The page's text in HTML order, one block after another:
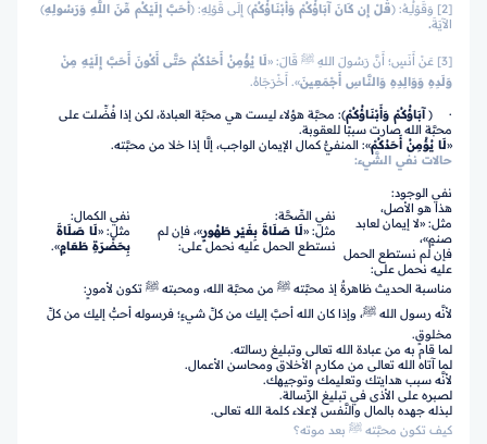
[2] وَقَوْلُـِـهُ: ﴿قُلْ إِن كَانَ آبَاؤُكُمْ وَأَبْنَاؤُكُمْ﴾ إِلَى قَوْلِهِ: ﴿أَحَبَّ إِلَيْكُم مِّنَ اللَّهِ وَرَسُولِهِ﴾
الآيَةَ.
[3] عَنْ أَنَسٍ؛ أَنَّ رَسُولَ اللهِ ﷺ قَالَ: «
لَا يُؤْمِنُ أَحَدُكُمْ حَتَّى أَكُونَ أَحَبَّ إِلَيْهِ مِنْ
وَلَدِهِ وَوَالِدِهِ وَالنَّاسِ أَجْمَعِينَ». أَخْرَجَاهُ.
· ﴿ آبَاؤُكُمْ وَأَبْنَاؤُكُمْ﴾: محبَّة هؤلاء ليست هي محبَّة العبادة، لكن إذا فُضِّلت على
محبَّة الله صارت سببًا للعقوبة.
«لَا يُؤْمِنُ أَحَدُكُمْ»: المنفيُّ كمال الإيمان الواجب، إلَّا إذا خلا من محبَّته.
حالات نفي الشَّيء:
نفي الوجود:
هذا هو الأصل،
مثل: «لا إيمان لعابد
صنمٍ»،
فإن لم نستطع الحمل
عليه نحمل على:
نفي الصِّحَّة:
مثل: «لَا صَلَاةَ بِغَيْر طَهُورٍ»، فإن لم
نستطع الحمل عليه نحمل على:
نفي الكمال:
مثل: «لَا صَلَاةَ
بِحَضْرَةِ طَعَامٍ».
مناسبة الحديث ظاهرةٌ إذ محبَّته ﷺ من محبَّة الله، ومحبته ﷺ تكون لأمورٍ:
لأنَّه رسول الله ﷺ، وإذا كان الله أحبَّ إليك من كلِّ شيءٍ؛ فرسوله أحبُّ إليك من كلِّ
مخلوقٍ.
لما قام به من عبادة الله تعالى وتبليغ رسالته.
لما آتاه الله تعالى من مكارم الأخلاق ومحاسن الأعمال.
لأنَّه سبب هدايتك وتعليمك وتوجيهك.
لصبره على الأذى في تبليغ الرِّسالة.
لبذله جهده بالمال والنَّفس لإعلاء كلمة الله تعالى.
كيف تكون محبَّته ﷺ بعد موته؟